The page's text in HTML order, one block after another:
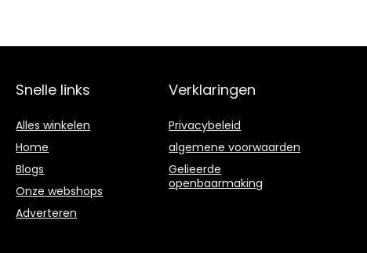
Snelle links
Alles winkelen
Home
Blogs
Onze webshops
Adverteren
Verklaringen
Privacybeleid
algemene voorwaarden
Gelieerde
openbaarmaking